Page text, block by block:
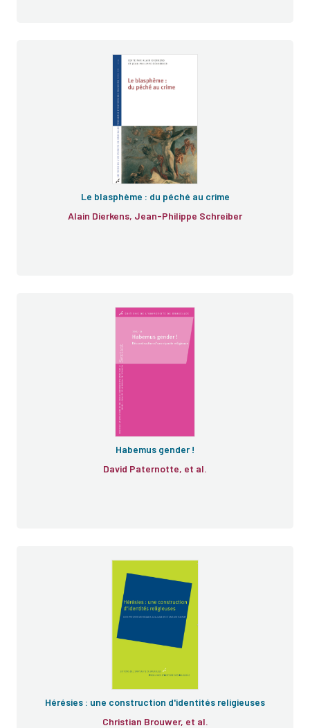
Le blasphème : du péché au crime
Alain Dierkens, Jean-Philippe Schreiber
Habemus gender !
David Paternotte, et al.
Hérésies : une construction d'identités religieuses
Christian Brouwer, et al.